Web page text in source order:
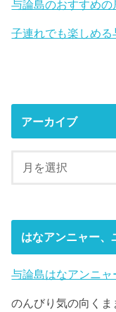
与論島のおすすめの
子連れでも楽しめる
アーカイブ
はなアンニャー、
与論島はなアンニ
のんびり気の向くま